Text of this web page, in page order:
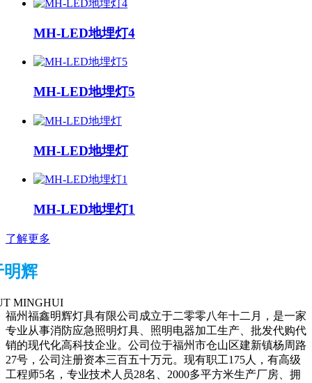
MH-LED地埋灯4
MH-LED地埋灯5
MH-LED地埋灯
MH-LED地埋灯1
了解更多
明辉
MINGHUI
福州福鑫明辉灯具有限公司成立于二零零八年十二月，是一家
专业从事消防应急照明灯具、照明电器加工生产、批发代购代
销的现代化高科技企业。公司位于福州市仓山区建新镇杨周路
27号，公司注册资本三百五十万元。现有职工175人，有高级
工程师5名，专业技术人员28名、2000多平方米生产厂房、拥